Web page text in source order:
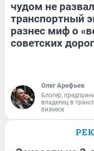
чудом не
транспортный
разнес миф о
советских
Олег Арефьев
Блогер,
владелец в
бизнесе